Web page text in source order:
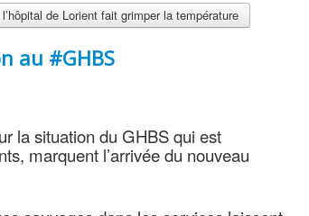
de Lorient fait grimper la température
au #GHBS
la situation du GHBS qui est
marquent l’arrivée du nouveau